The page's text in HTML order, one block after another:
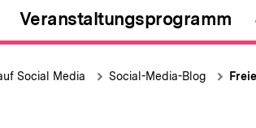
Veranstaltungsprogramm
Social Media Social-Media-Blog